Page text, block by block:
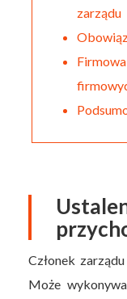
zarządu
Członek
Może